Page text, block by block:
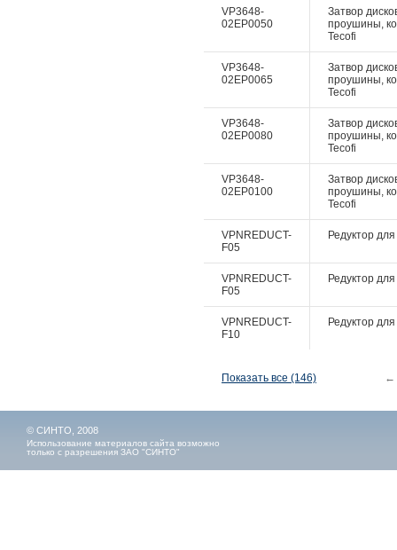
VP3648-
02EP0050
Затвор
проушины,
Tecofi
VP3648-
02EP0065
Затвор
проушины,
Tecofi
VP3648-
02EP0080
Затвор
проушины,
Tecofi
VP3648-
02EP0100
Затвор
проушины,
Tecofi
VPNREDUCT-
F05
Редуктор
VPNREDUCT-
F05
Редуктор
VPNREDUCT-
F10
Редуктор
Показать все (146) ←
© СИНТО, 2008
Использование материалов сайта возможно
только с разрешения ЗАО "СИНТО"